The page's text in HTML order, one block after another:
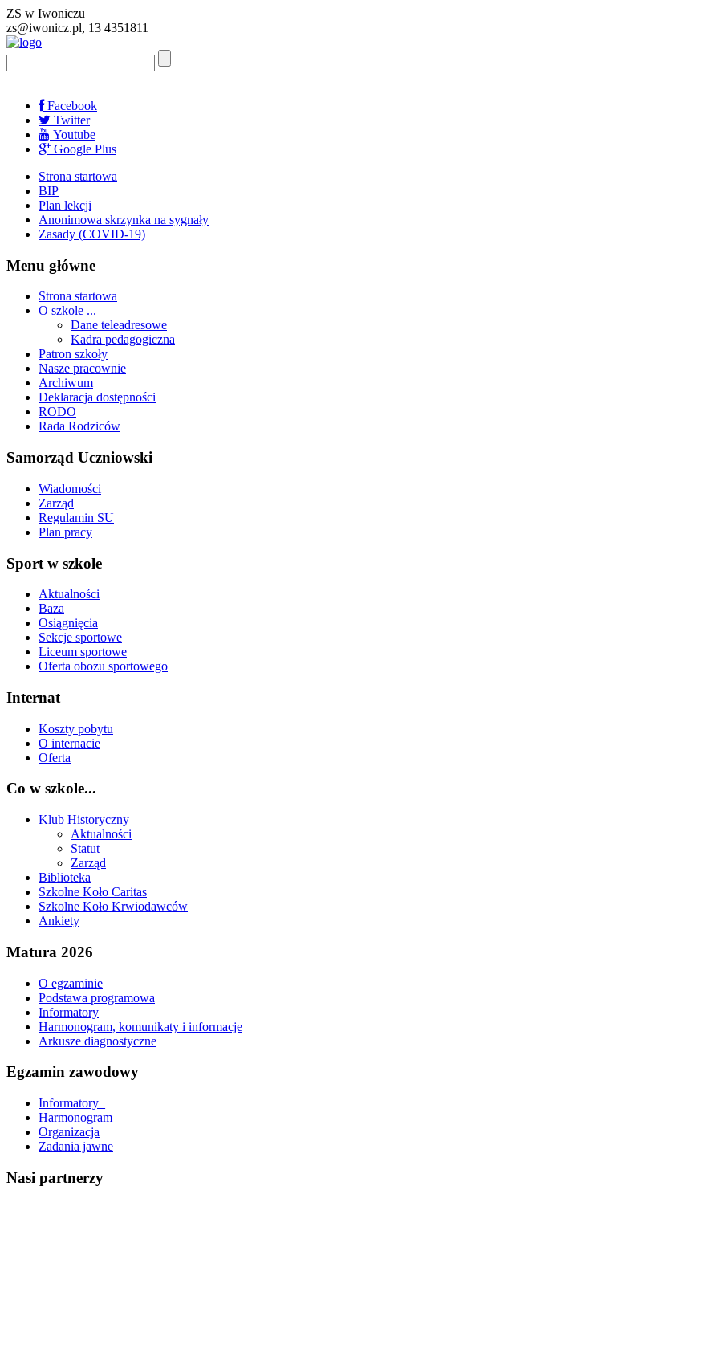
ZS w Iwoniczu
zs@iwonicz.pl, 13 4351811
Facebook
Twitter
Youtube
Google Plus
Strona startowa
BIP
Plan lekcji
Anonimowa skrzynka na sygnały
Zasady (COVID-19)
Menu główne
Strona startowa
O szkole ...
Dane teleadresowe
Kadra pedagogiczna
Patron szkoły
Nasze pracownie
Archiwum
Deklaracja dostępności
RODO
Rada Rodziców
Samorząd Uczniowski
Wiadomości
Zarząd
Regulamin SU
Plan pracy
Sport w szkole
Aktualności
Baza
Osiągnięcia
Sekcje sportowe
Liceum sportowe
Oferta obozu sportowego
Internat
Koszty pobytu
O internacie
Oferta
Co w szkole...
Klub Historyczny
Aktualności
Statut
Zarząd
Biblioteka
Szkolne Koło Caritas
Szkolne Koło Krwiodawców
Ankiety
Matura 2026
O egzaminie
Podstawa programowa
Informatory
Harmonogram, komunikaty i informacje
Arkusze diagnostyczne
Egzamin zawodowy
Informatory_
Harmonogram_
Organizacja
Zadania jawne
Nasi partnerzy